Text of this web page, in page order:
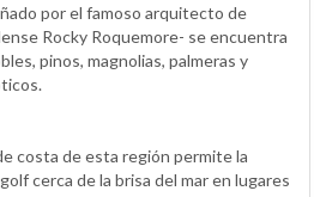
por el famoso arquitecto de
Rocky Roquemore- se encuentra
pinos, magnolias, palmeras y
costa de esta región permite la
cerca de la brisa del mar en lugares